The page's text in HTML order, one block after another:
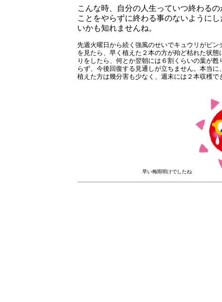
こんな時、自分の人生っていつ終わる
ことをやらずに終わる事のないように
いかも知れませんね。
先週火曜日から続く強風のせいでキュウリがピ
を見たら、早く植えた２本の方が殆ど枯れた状
りをしたら、何とか翌朝には６割くらいの葉が
らず、今後回復する見通しが立ちません。本当
植えた方は幾分害も少なく、週末には２本収穫で
早い梅雨明けでしたね